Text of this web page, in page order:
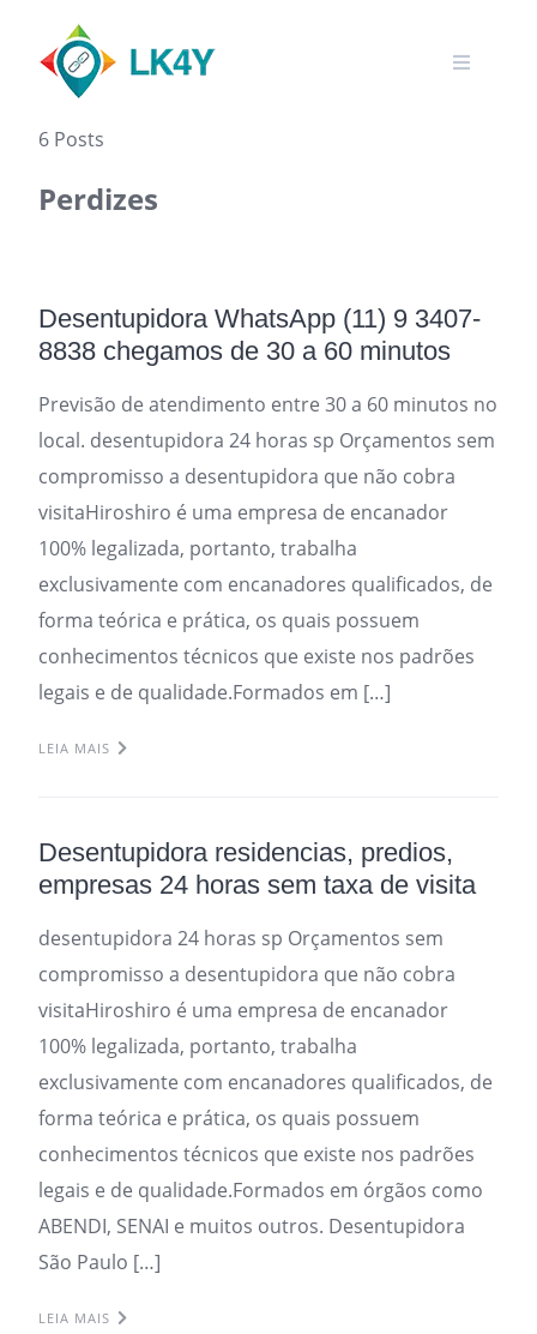
content
6 Posts
Perdizes
Desentupidora WhatsApp (11) 9 3407-
8838 chegamos de 30 a 60 minutos
Previsão de atendimento entre 30 a 60 minutos no
local. desentupidora 24 horas sp Orçamentos sem
compromisso a desentupidora que não cobra
visitaHiroshiro é uma empresa de encanador
100% legalizada, portanto, trabalha
exclusivamente com encanadores qualificados, de
forma teórica e prática, os quais possuem
conhecimentos técnicos que existe nos padrões
legais e de qualidade.Formados em […]
LEIA MAIS
Desentupidora residencias, predios,
empresas 24 horas sem taxa de visita
desentupidora 24 horas sp Orçamentos sem
compromisso a desentupidora que não cobra
visitaHiroshiro é uma empresa de encanador
100% legalizada, portanto, trabalha
exclusivamente com encanadores qualificados, de
forma teórica e prática, os quais possuem
conhecimentos técnicos que existe nos padrões
legais e de qualidade.Formados em órgãos como
ABENDI, SENAI e muitos outros. Desentupidora
São Paulo […]
LEIA MAIS